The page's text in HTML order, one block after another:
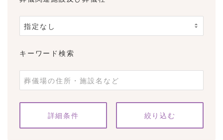
キーワード検索
条件をクリア
詳細条件